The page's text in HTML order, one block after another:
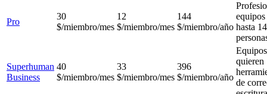
Pro
30
$/miembro/mes
12
$/miembro/mes
144
$/miembro/año
equipos
hasta
Superhuman
Business
40
$/miembro/mes
33
$/miembro/mes
396
$/miembro/año
quieren
de